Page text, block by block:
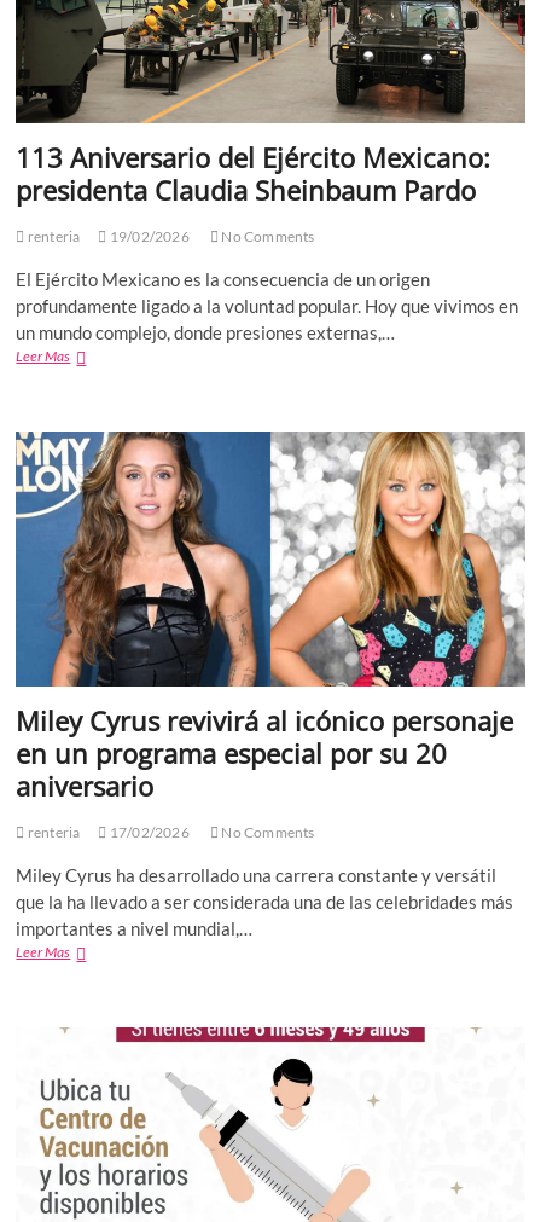
113 Aniversario del Ejército Mexicano:
presidenta Claudia Sheinbaum Pardo
renteria 19/02/2026 No Comments
El Ejército Mexicano es la consecuencia de un origen
profundamente ligado a la voluntad popular. Hoy que vivimos en
un mundo complejo, donde presiones externas,…
Leer Mas113
Mexicano:
presidenta
Claudia
Sheinbaum
Pardo
Miley Cyrus revivirá al icónico personaje
en un programa especial por su 20
aniversario
renteria 17/02/2026 No Comments
Miley Cyrus ha desarrollado una carrera constante y versátil
que la ha llevado a ser considerada una de las celebridades más
importantes a nivel mundial,…
Leer MasMiley
en
un
programa
especial
por
su
20